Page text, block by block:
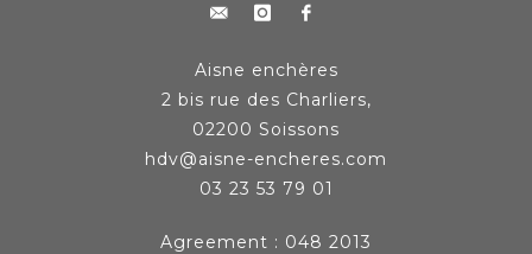
Aisne enchères
2 bis rue des Charliers,
02200 Soissons
hdv@aisne-encheres.com
03 23 53 79 01
Agreement : 048 2013